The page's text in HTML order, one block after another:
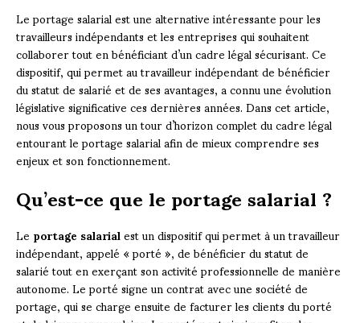
Le portage salarial est une alternative intéressante pour les
travailleurs indépendants et les entreprises qui souhaitent
collaborer tout en bénéficiant d’un cadre légal sécurisant. Ce
dispositif, qui permet au travailleur indépendant de bénéficier
du statut de salarié et de ses avantages, a connu une évolution
législative significative ces dernières années. Dans cet article,
nous vous proposons un tour d’horizon complet du cadre légal
entourant le portage salarial afin de mieux comprendre ses
enjeux et son fonctionnement.
Qu’est-ce que le portage salarial ?
Leportage salarialest un dispositif qui permet à un travailleur
indépendant, appelé « porté », de bénéficier du statut de
salarié tout en exerçant son activité professionnelle de manière
autonome. Le porté signe un contrat avec une société de
portage, qui se charge ensuite de facturer les clients du porté